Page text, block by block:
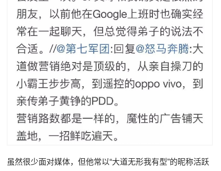
虽然很少面对媒体，但他常以“大道无形我有型”的昵称活跃